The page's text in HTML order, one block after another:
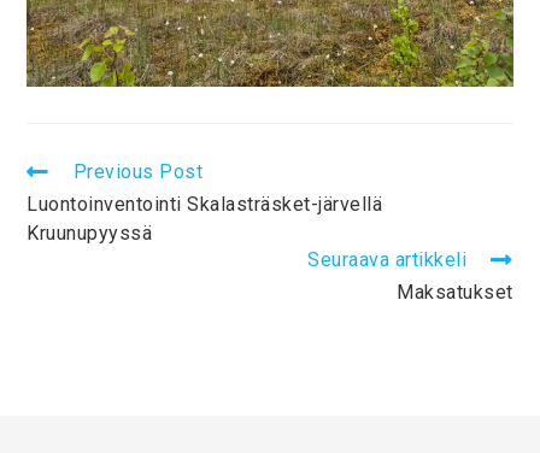
Previous Post
Luontoinventointi Skalasträsket-järvellä
Kruunupyyssä
Seuraava artikkeli
Maksatukset